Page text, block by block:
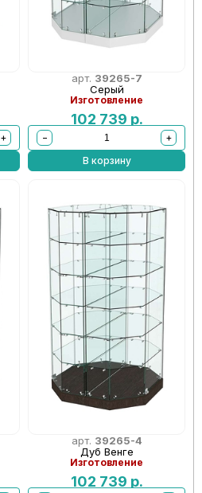
+
арт. 39265-7
Серый
Изготовление
102 739 р.
−
+
В корзину
арт. 39265-4
Дуб Венге
Изготовление
102 739 р.